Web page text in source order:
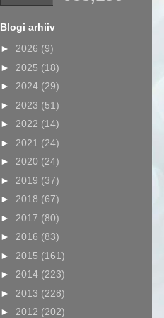
Blogi arhiiv
► 2026 (9)
► 2025 (18)
► 2024 (29)
► 2023 (51)
► 2022 (14)
► 2021 (24)
► 2020 (24)
► 2019 (37)
► 2018 (67)
► 2017 (80)
► 2016 (83)
► 2015 (161)
► 2014 (223)
► 2013 (228)
► 2012 (202)